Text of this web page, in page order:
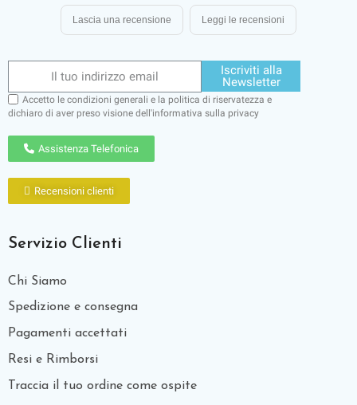
Lascia una recensione Leggi le recensioni
Iscriviti alla
Newsletter
Accetto le condizioni generali e la politica di riservatezza e
dichiaro di aver preso visione dell'informativa sulla privacy
Assistenza Telefonica
Recensioni clienti
Servizio Clienti
Chi Siamo
Spedizione e consegna
Pagamenti accettati
Resi e Rimborsi
Traccia il tuo ordine come ospite